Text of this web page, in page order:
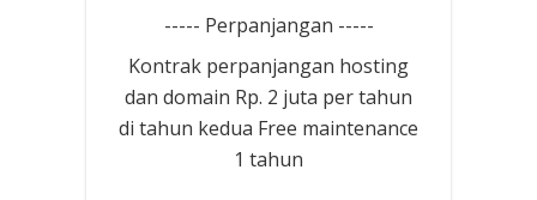
----- Perpanjangan -----
Kontrak perpanjangan hosting
dan domain Rp. 2 juta per tahun
di tahun kedua Free maintenance
1 tahun